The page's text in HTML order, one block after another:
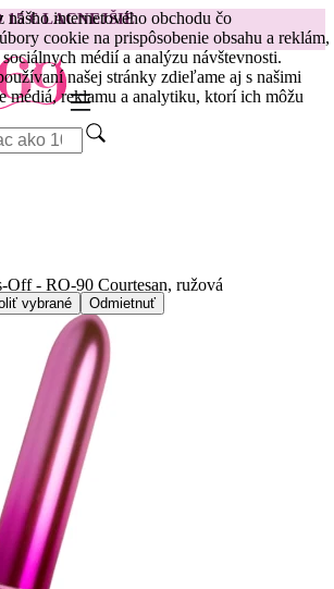
internetového obchodu čo
cookie na prispôsobenie obsahu a reklám,
médií a analýzu návštevnosti.
našej stránky zdieľame aj s našimi
médiá, reklamu a analytiku, ktorí ich môžu
vybrané Odmietnuť
15 € LACNEJŠIE
- RO-90 Courtesan, ružová